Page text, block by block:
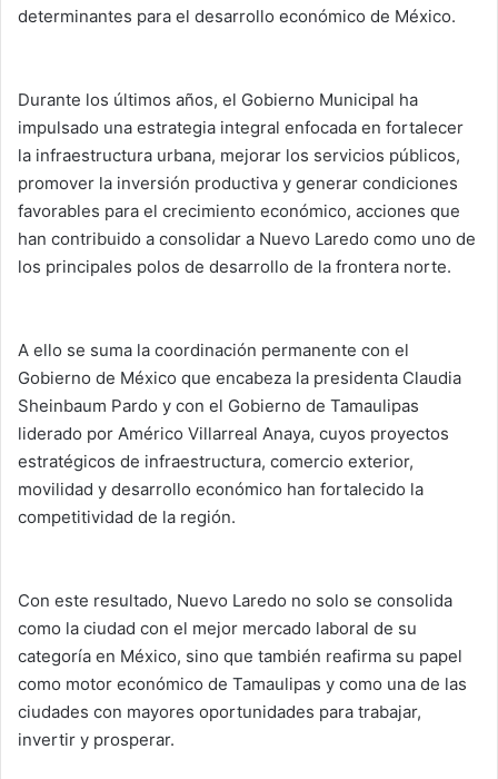
determinantes para el desarrollo económico de México.
Durante los últimos años, el Gobierno Municipal ha
impulsado una estrategia integral enfocada en fortalecer
la infraestructura urbana, mejorar los servicios públicos,
promover la inversión productiva y generar condiciones
favorables para el crecimiento económico, acciones que
han contribuido a consolidar a Nuevo Laredo como uno de
los principales polos de desarrollo de la frontera norte.
A ello se suma la coordinación permanente con el
Gobierno de México que encabeza la presidenta Claudia
Sheinbaum Pardo y con el Gobierno de Tamaulipas
liderado por Américo Villarreal Anaya, cuyos proyectos
estratégicos de infraestructura, comercio exterior,
movilidad y desarrollo económico han fortalecido la
competitividad de la región.
Con este resultado, Nuevo Laredo no solo se consolida
como la ciudad con el mejor mercado laboral de su
categoría en México, sino que también reafirma su papel
como motor económico de Tamaulipas y como una de las
ciudades con mayores oportunidades para trabajar,
invertir y prosperar.